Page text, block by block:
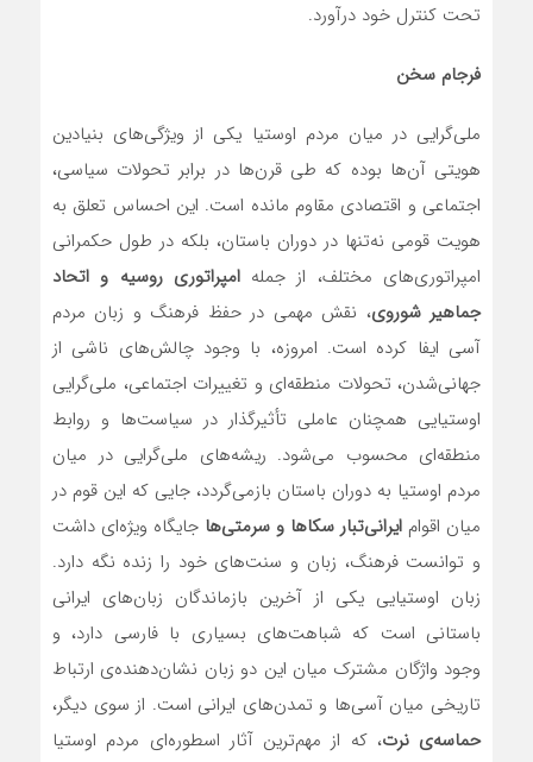
تحت کنترل خود درآورد.
فرجام سخن
ملی‌گرایی در میان مردم اوستیا یکی از ویژگی‌های بنیادین
هویتی آن‌ها بوده که طی قرن‌ها در برابر تحولات سیاسی،
اجتماعی و اقتصادی مقاوم مانده است. این احساس تعلق به
هویت قومی نه‌تنها در دوران باستان، بلکه در طول حکمرانی
امپراتوری‌های مختلف، از جملهامپراتوری روسیه و اتحاد
جماهیر شوروی، نقش مهمی در حفظ فرهنگ و زبان مردم
آسی ایفا کرده است. امروزه، با وجود چالش‌های ناشی از
جهانی‌شدن، تحولات منطقه‌ای و تغییرات اجتماعی، ملی‌گرایی
اوستیایی همچنان عاملی تأثیرگذار در سیاست‌ها و روابط
منطقه‌ای محسوب می‌شود. ریشه‌های ملی‌گرایی در میان
مردم اوستیا به دوران باستان بازمی‌گردد، جایی که این قوم در
میان اقوام ایرانی‌تبار سکاها و سرمتی‌ها جایگاه ویژه‌ای داشت
و توانست فرهنگ، زبان و سنت‌های خود را زنده نگه دارد.
زبان اوستیایی یکی از آخرین بازماندگان زبان‌های ایرانی
باستانی است که شباهت‌های بسیاری با فارسی دارد، و
وجود واژگان مشترک میان این دو زبان نشان‌دهنده‌ی ارتباط
تاریخی میان آسی‌ها و تمدن‌های ایرانی است. از سوی دیگر،
حماسه‌ی نرت، که از مهم‌ترین آثار اسطوره‌ای مردم اوستیا